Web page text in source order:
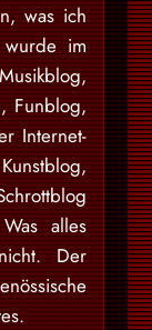
was ich
wurde im
Funblog,
Internet-
alles
Der